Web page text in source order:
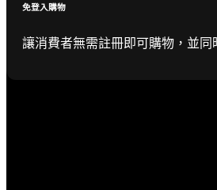
免登入購物
讓消費者無需註冊即可購物，並同